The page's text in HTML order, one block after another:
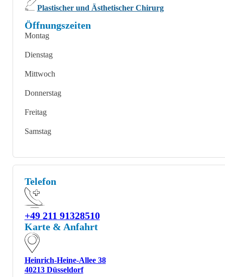
Telefon
+49 211 91328510
Karte & Anfahrt
Heinrich-Heine-Allee 38
40213 Düsseldorf
Plastischer und Ästhetischer Chirurg
Öffnungszeiten
Montag
Dienstag
Mittwoch
Donnerstag
Freitag
Samstag